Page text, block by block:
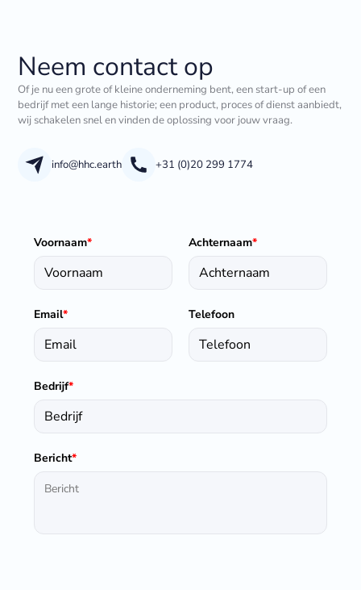
Neem contact op
Of je nu een grote of kleine onderneming bent, een start-up of een
bedrijf met een lange historie; een product, proces of dienst aanbiedt,
wij schakelen snel en vinden de oplossing voor jouw vraag.
info@hhc.earth +31 (0)20 299 1774
Voornaam* Achternaam*
Email* Telefoon
Bedrijf*
Bericht*